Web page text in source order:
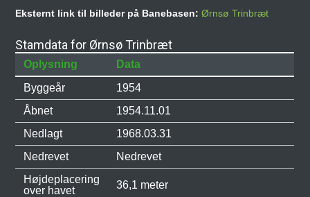
Eksternt link til billeder på Banebasen:Ørnsø Trinbræt
Stamdata for Ørnsø Trinbræt
Oplysning
Data
Byggeår
1954
Åbnet
1954.11.01
Nedlagt
1968.03.31
Nedrevet
Nedrevet
Højdeplacering
over havet
36,1 meter